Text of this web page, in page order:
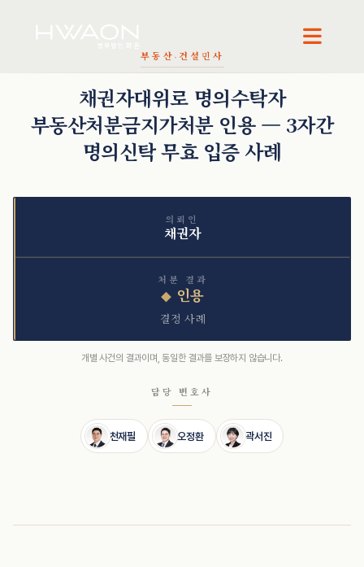
부동산·건설 민사
채권자대위로 명의수탁자
부동산처분금지가처분 인용 — 3자간
명의신탁 무효 입증 사례
의뢰인
채권자
처분 결과
◆ 인용
결정 사례
개별 사건의 결과이며, 동일한 결과를 보장하지 않습니다.
담당 변호사
천재필 오정환 곽서진